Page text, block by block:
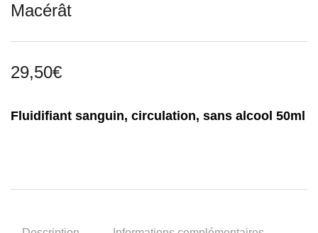
Macérât
29,50€
Fluidifiant sanguin, circulation, sans alcool 50ml